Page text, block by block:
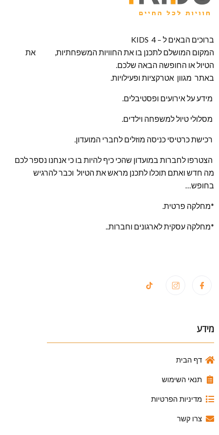
ברוכים הבאים ל – KIDS 4
המקום המושלם לתכנן בו את החוויות המשפחתיות, את
הטיול או החופשה הבאה שלכם.
באתר מגוון אטרקציות ופעילויות.
מידע על אירועים ופסטיבלים.
מסלולי טיול למשפחה וילדים.
רכישת כרטיסי כניסה מוזלים לחברי המועדון.
הצטרפו לחברות במועדון שהכי כיף להיות בו כי אנחנו נספר לכם
מה חדש ואתם תוכלו לתכנן מראש את הטיול וכבר להרגיש
בחופש…
*מחלקה פרטית.
*מחלקה עסקית לארגונים וחברות..
מידע
דף הבית
תנאי השימוש
מדיניות הפרטיות
צרו קשר